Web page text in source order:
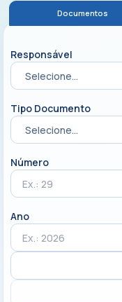
Documentos
Responsável
Tipo Documento
Número
Ano